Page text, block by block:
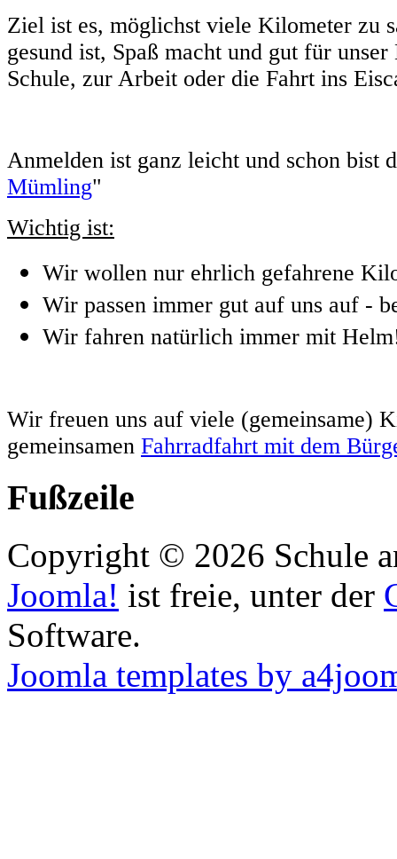
Ziel ist es, möglichst viele Kilometer zu
gesund ist, Spaß macht und gut für
Schule, zur Arbeit oder die Fahrt ins
Anmelden ist ganz leicht und schon bist
Mümling"
Wichtig ist:
Wir wollen nur ehrlich gefahrene
Wir passen immer gut auf uns auf -
Wir fahren natürlich immer mit
Wir freuen uns auf viele (gemeinsame)
gemeinsamen Fahrradfahrt mit dem
Fußzeile
Copyright © 2026 Schule
Joomla! ist freie, unter der
Software.
Joomla templates by